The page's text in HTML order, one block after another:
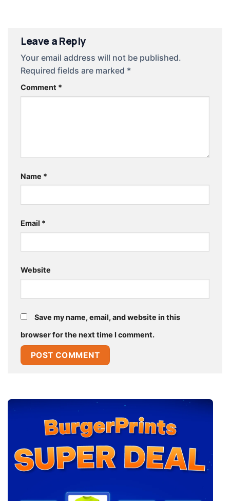
Leave a Reply
Your email address will not be published.
Required fields are marked *
Comment *
Name *
Email *
Website
Save my name, email, and website in this
browser for the next time I comment.